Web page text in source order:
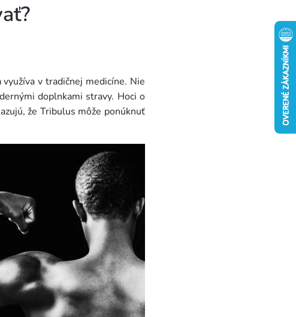
v tradičnej medicíne. Nie
doplnkami stravy. Hoci o
že Tribulus môže ponúknuť